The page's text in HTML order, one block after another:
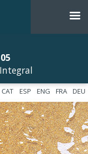
DEU
FRA
ENG
ESP
CAT